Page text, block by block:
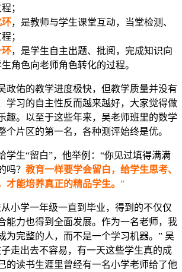
；
环，是教师与学生课堂互动，当堂检测、
；
环，是学生自主出题、批阅，完成知识向
角色向老师角色转化的过程。
政佑的教学进度极快，但教学质量并没有
学习的自主性反而越来越好，大家觉得做
趣。以至于这些年来，吴老师班里的数学
个片区的第一名，各种测评始终是优。
学生“留白”，他举例：“你见过填得满满
吗？ 教育一样要学会留白，给学生思考、
才能培养真正的精品学生。 ”
小学一年级一直到毕业，得到的不仅仅
能力也得到全面发展。作为一名老师，我
为完整的人，而不是一个学习机器。” 吴
走出去不容易，有一天这些学生真的成
的读书生涯里曾经有一名小学老师给了他